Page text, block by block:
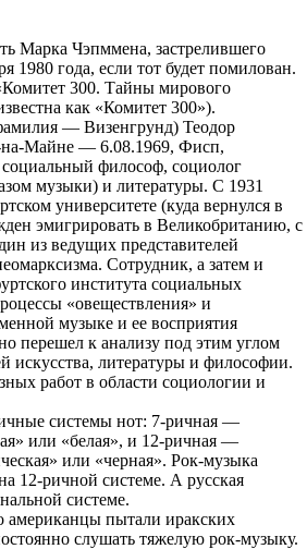
Марка Чэпммена, застрелившего
1980 года, если тот будет помилован.
300. Тайны мирового
как «Комитет 300»).
— Визенгрунд) Теодор
на-Майне — 6.08.1969, Фисп,
философ, социолог
музыки) и литературы. С 1931
университете (куда вернулся в
эмигрировать в Великобританию, с
из ведущих представителей
Сотрудник, а затем и
института социальных
«овеществления» и
музыке и ее восприятия
перешел к анализу под этим углом
искусства, литературы и философии.
работ в области социологии и
системы нот: 7-ричная —
или «белая», и 12-ричная —
или «черная». Рок-музыка
12-ричной системе. А русская
системе.
пытали иракских
слушать тяжелую рок-музыку.